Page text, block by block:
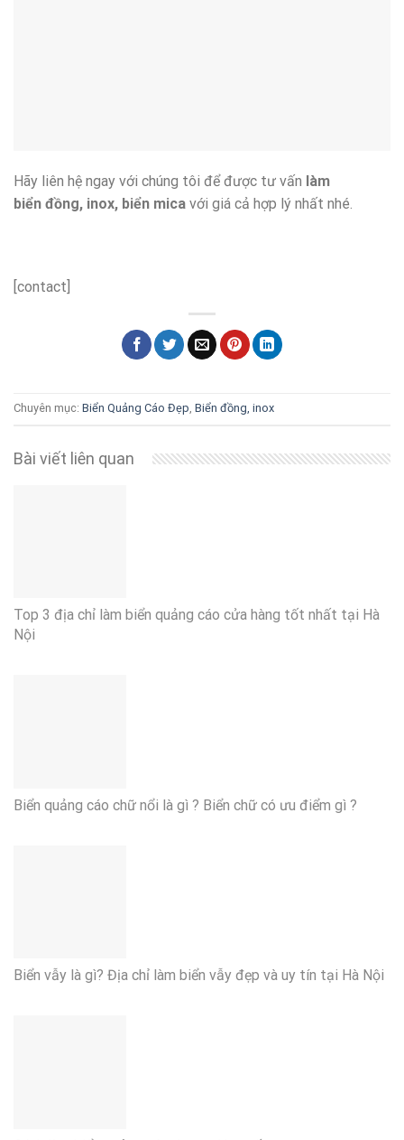
Hãy liên hệ ngay với chúng tôi để được tư vấn làm
biển đồng, inox, biển mica với giá cả hợp lý nhất nhé.
[contact]
Chuyên mục: Biển Quảng Cáo Đẹp, Biển đồng, inox
Bài viết liên quan
Top 3 địa chỉ làm biển quảng cáo cửa hàng tốt nhất tại Hà
Nội
Biển quảng cáo chữ nổi là gì ? Biển chữ có ưu điểm gì ?
Biển vẫy là gì? Địa chỉ làm biển vẫy đẹp và uy tín tại Hà Nội